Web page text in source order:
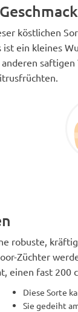
köstlichen
ist ein kleines
robuste,
Züchter
einen fast 200
Diese Sorte
Sie gedeiht